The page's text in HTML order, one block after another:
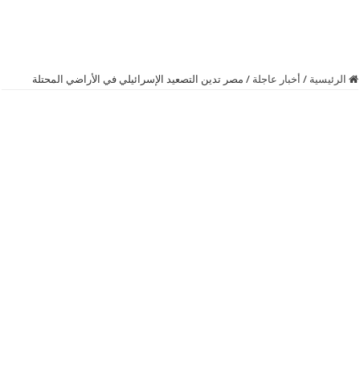
الرئيسية / أخبار عاجلة / مصر تدين التصعيد الإسرائيلي في الأراضي المحتلة